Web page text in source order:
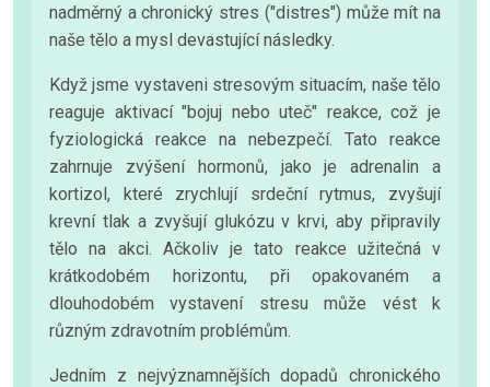
nadměrný a chronický stres ("distres") může mít na
naše tělo a mysl devastující následky.
Když jsme vystaveni stresovým situacím, naše tělo
reaguje aktivací "bojuj nebo uteč" reakce, což je
fyziologická reakce na nebezpečí. Tato reakce
zahrnuje zvýšení hormonů, jako je adrenalin a
kortizol, které zrychlují srdeční rytmus, zvyšují
krevní tlak a zvyšují glukózu v krvi, aby připravily
tělo na akci. Ačkoliv je tato reakce užitečná v
krátkodobém horizontu, při opakovaném a
dlouhodobém vystavení stresu může vést k
různým zdravotním problémům.
Jedním z nejvýznamnějších dopadů chronického